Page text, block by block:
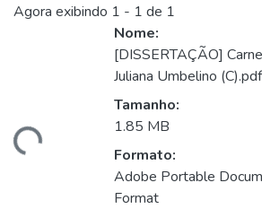
Agora exibindo 1 - 1 de 1
Nome:
[DISSERTAÇÃO]
Juliana Umbelino (C).pdf
Tamanho:
1.85 MB
Formato:
Adobe Portable
Format